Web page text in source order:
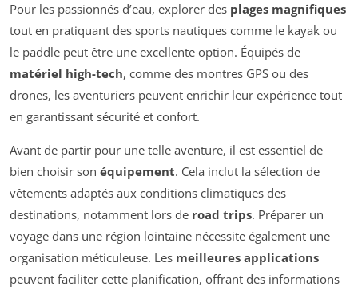
Pour les passionnés d’eau, explorer des plages magnifiques
tout en pratiquant des sports nautiques comme le kayak ou
le paddle peut être une excellente option. Équipés de
matériel high-tech, comme des montres GPS ou des
drones, les aventuriers peuvent enrichir leur expérience tout
en garantissant sécurité et confort.
Avant de partir pour une telle aventure, il est essentiel de
bien choisir son équipement. Cela inclut la sélection de
vêtements adaptés aux conditions climatiques des
destinations, notamment lors de road trips. Préparer un
voyage dans une région lointaine nécessite également une
organisation méticuleuse. Les meilleures applications
peuvent faciliter cette planification, offrant des informations